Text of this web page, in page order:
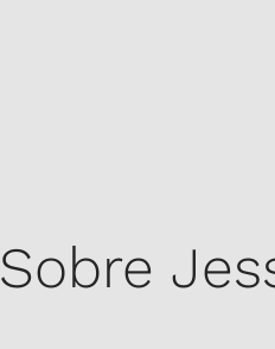
Sobre